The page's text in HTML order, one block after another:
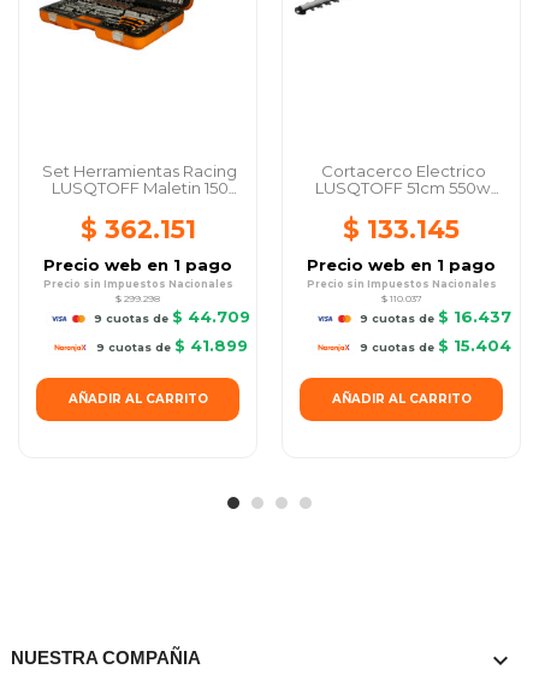
Set Herramientas Racing
LUSQTOFF Maletin 150
$ 362.151
Precio web en 1 pago
Precio sin Impuestos Nacionales
$ 299.298
9 cuotas de $ 44.709
9 cuotas de $ 41.899
AÑADIR AL CARRITO
Cortacerco Electrico
LUSQTOFF 51cm 550w
$ 133.145
Precio web en 1 pago
Precio sin Impuestos Nacionales
$ 110.037
9 cuotas de $ 16.437
9 cuotas de $ 15.404
AÑADIR AL CARRITO
NUESTRA COMPAÑIA 